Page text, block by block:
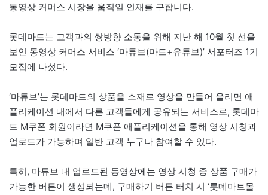
동영상 커머스 시장을 움직일 인재를 구합니다.
롯데마트는 고객과의 쌍방향 소통을 위해 지난 해 10월 첫 선을
보인 동영상 커머스 서비스 ‘마튜브(마트+유튜브)’ 서포터즈 1기
모집에 나섰다.
‘마튜브’는 롯데마트의 상품을 소재로 영상을 만들어 올리면 애
플리케이션 내에서 다른 고객들에게 공유되는 서비스로, 롯데마
트 M쿠폰 회원이라면 M쿠폰 애플리케이션을 통해 영상 시청과
업로드가 가능하며 일반 고객 누구나 참여할 수 있다.
특히, 마튜브 내 업로드된 동영상에는 영상 시청 중 상품 구매가
가능한 버튼이 생성되는데, 구매하기 버튼 터치 시 ‘롯데마트몰